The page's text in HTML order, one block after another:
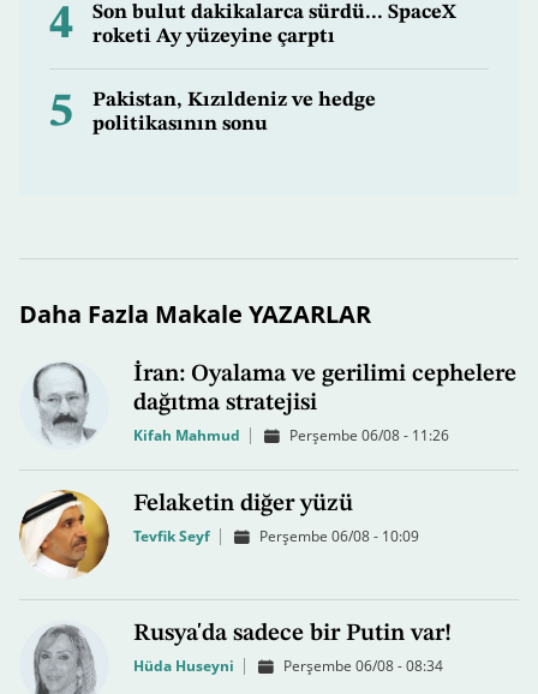
4
Son bulut dakikalarca sürdü... SpaceX
roketi Ay yüzeyine çarptı
5
Pakistan, Kızıldeniz ve hedge
politikasının sonu
Daha Fazla Makale YAZARLAR
İran: Oyalama ve gerilimi cephelere
dağıtma stratejisi
Kifah Mahmud Perşembe 06/08 - 11:26
Felaketin diğer yüzü
Tevfik Seyf Perşembe 06/08 - 10:09
Rusya'da sadece bir Putin var!
Hüda Huseyni Perşembe 06/08 - 08:34